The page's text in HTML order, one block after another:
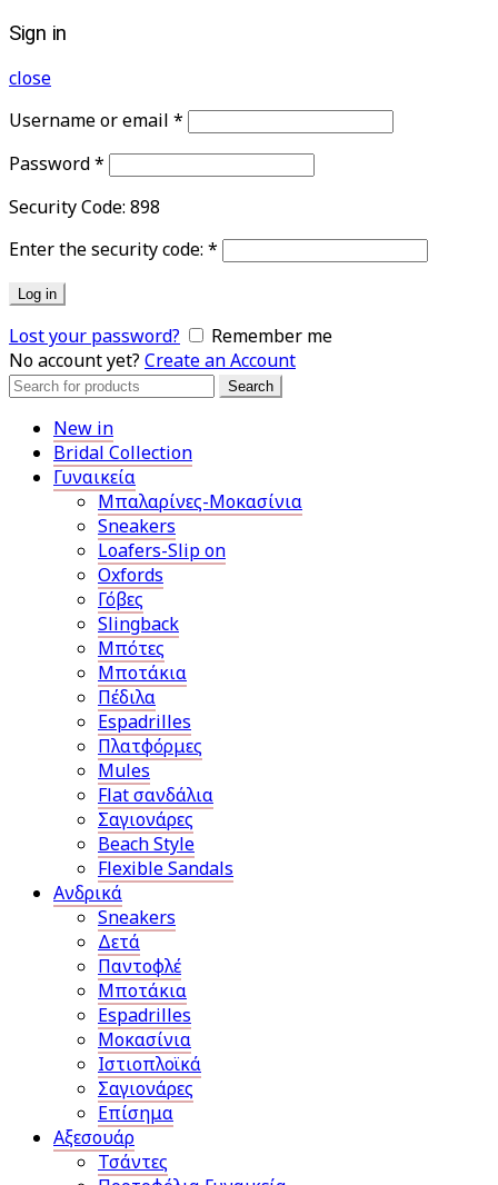
Sign in
close
Username or email *
Password*
Security Code: 898
Enter the security code: *
Log in
Lost your password?
Remember me
No account yet? Create an Account
Search
Search
New in
Bridal Collection
Γυναικεία
Μπαλαρίνες-Μοκασίνια
Sneakers
Loafers-Slip on
Oxfords
Γόβες
Slingback
Μπότες
Μποτάκια
Πέδιλα
Espadrilles
Πλατφόρμες
Mules
Flat σανδάλια
Σαγιονάρες
Beach Style
Flexible Sandals
Ανδρικά
Sneakers
Δετά
Παντοφλέ
Μποτάκια
Espadrilles
Μοκασίνια
Ιστιοπλοϊκά
Σαγιονάρες
Επίσημα
Αξεσουάρ
Τσάντες